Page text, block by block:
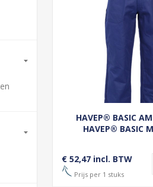
HAVEP® BASIC
HAVEP® BASIC
€ 52,47 incl. BTW
Prijs per 1 stuks